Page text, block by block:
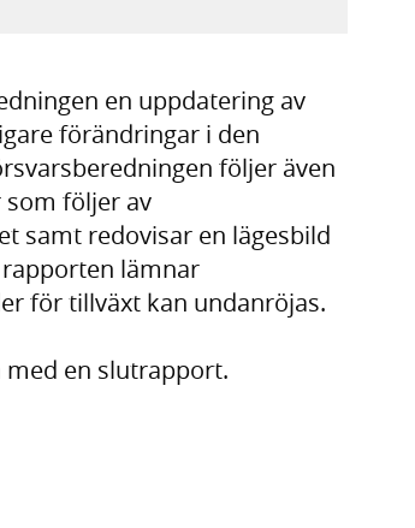
en uppdatering av
förändringar i den
följer även
följer av
samt redovisar en lägesbild
lämnar
för tillväxt kan undanröjas.
en slutrapport.